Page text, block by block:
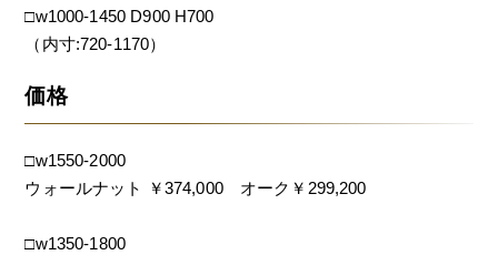
□w1000-1450 D900 H700
（内寸:720-1170）
価格
□w1550-2000
ウォールナット ￥374,000 オーク￥299,200
□w1350-1800